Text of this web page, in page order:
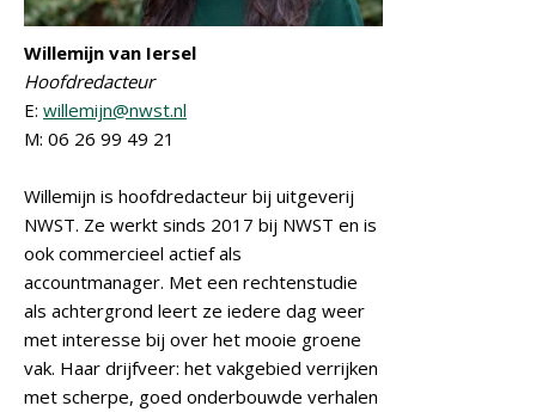
Willemijn van Iersel
Hoofdredacteur
E: willemijn@nwst.nl
M: 06 26 99 49 21
Willemijn is hoofdredacteur bij uitgeverij
NWST. Ze werkt sinds 2017 bij NWST en is
ook commercieel actief als
accountmanager. Met een rechtenstudie
als achtergrond leert ze iedere dag weer
met interesse bij over het mooie groene
vak. Haar drijfveer: het vakgebied verrijken
met scherpe, goed onderbouwde verhalen